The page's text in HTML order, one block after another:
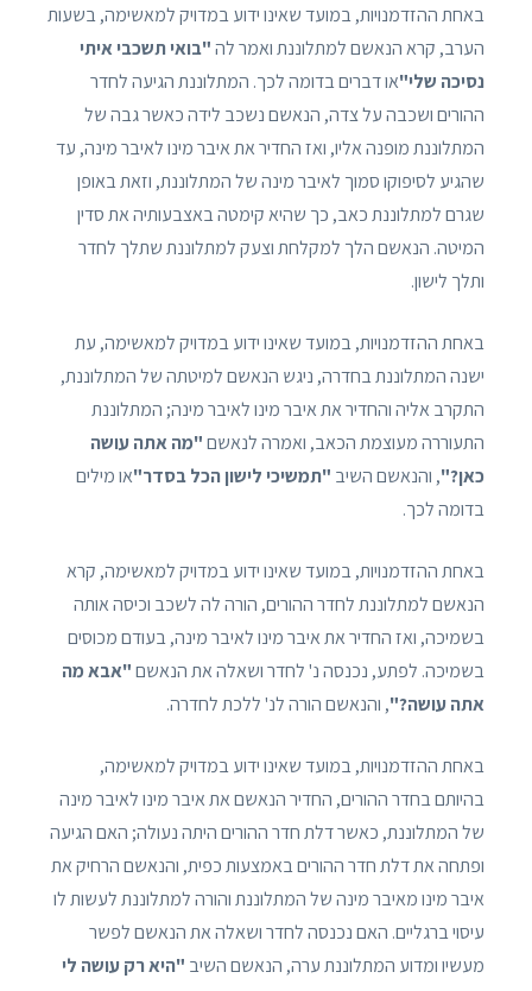
באחת ההזדמנויות, במועד שאינו ידוע במדויק למאשימה, בשעות
הערב, קרא הנאשם למתלוננת ואמר לה"בואי תשכבי איתי
נסיכה שלי"או דברים בדומה לכך. המתלוננת הגיעה לחדר
ההורים ושכבה על צדה, הנאשם נשכב לידה כאשר גבה של
המתלוננת מופנה אליו, ואז החדיר את איבר מינו לאיבר מינה, עד
שהגיע לסיפוקו סמוך לאיבר מינה של המתלוננת, וזאת באופן
שגרם למתלוננת כאב, כך שהיא קימטה באצבעותיה את סדין
המיטה. הנאשם הלך למקלחת וצעק למתלוננת שתלך לחדר
ותלך לישון.
באחת ההזדמנויות, במועד שאינו ידוע במדויק למאשימה, עת
ישנה המתלוננת בחדרה, ניגש הנאשם למיטתה של המתלוננת,
התקרב אליה והחדיר את איבר מינו לאיבר מינה; המתלוננת
התעוררה מעוצמת הכאב, ואמרה לנאשם"מה אתה עושה
כאן?", והנאשם השיב "תמשיכי לישון הכל בסדר"או מילים
בדומה לכך.
באחת ההזדמנויות, במועד שאינו ידוע במדויק למאשימה, קרא
הנאשם למתלוננת לחדר ההורים, הורה לה לשכב וכיסה אותה
בשמיכה, ואז החדיר את איבר מינו לאיבר מינה, בעודם מכוסים
בשמיכה. לפתע, נכנסה נ' לחדר ושאלה את הנאשם"אבא מה
אתה עושה?", והנאשם הורה לנ' ללכת לחדרה.
באחת ההזדמנויות, במועד שאינו ידוע במדויק למאשימה,
בהיותם בחדר ההורים, החדיר הנאשם את איבר מינו לאיבר מינה
של המתלוננת, כאשר דלת חדר ההורים היתה נעולה; האם הגיעה
ופתחה את דלת חדר ההורים באמצעות כפית, והנאשם הרחיק את
איבר מינו מאיבר מינה של המתלוננת והורה למתלוננת לעשות לו
עיסוי ברגליים. האם נכנסה לחדר ושאלה את הנאשם לפשר
מעשיו ומדוע המתלוננת ערה, הנאשם השיב "היא רק עושה לי